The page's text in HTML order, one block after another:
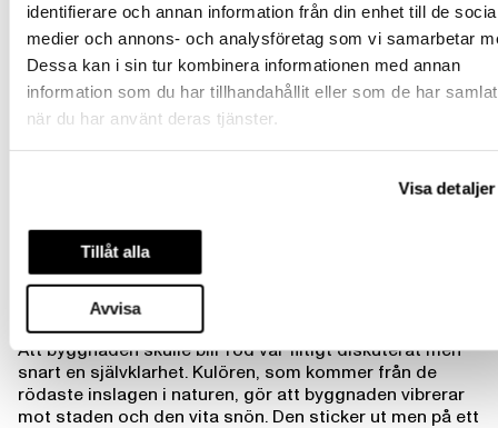
identifierare och annan information från din enhet till de
medier och annons- och analysföretag som vi samarbetar
Dessa kan i sin tur kombinera informationen med annan
information som du har tillhandahållit eller som de har
när du har använt deras tjänster.
Visa detaljer
Tillåt alla
Avvisa
En distinkt träprofil
Kunskapshuset har en distinkt träprofil genom
iögonfallande interiöra och exteriöra träinslag. Fasaden
lyfter en formtradition och skapar en hantverkskänsla i
vertikala träpelare som sitter framför de invändigt
placerats parvis vilket skapar varierande gestalter. När
föränderlighet och rytm. Skolan upplevs i vissa vinklar
sluten och i andra helt uppglasad.
Att byggnaden skulle blir röd var flitigt diskuterat men
snart en självklarhet. Kulören, som kommer från de
rödaste inslagen i naturen, gör att byggnaden vibrerar
mot staden och den vita snön. Den sticker ut men på ett